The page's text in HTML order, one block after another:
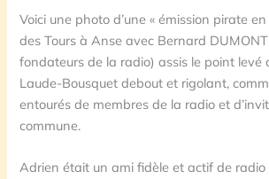
Voici une photo d’une « émission pirate
des Tours à Anse avec Bernard
fondateurs de la radio) assis le point levé
Laude-Bousquet debout et rigolant,
entourés de membres de la radio et
commune.
Adrien était un ami fidèle et actif de radio